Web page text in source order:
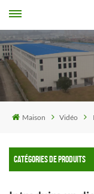
Maison Vidéo
CATÉGORIES DE PRODUITS